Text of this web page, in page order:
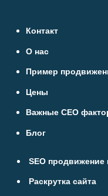
SEO продвижение
Раскрутка сайта
Контакт
О нас
Пример
Цены
Важные СЕО
Блог